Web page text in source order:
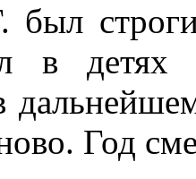
в детях
Год